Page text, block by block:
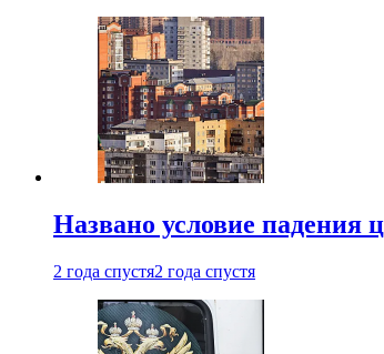
Названо условие падения
2 года спустя2 года спустя